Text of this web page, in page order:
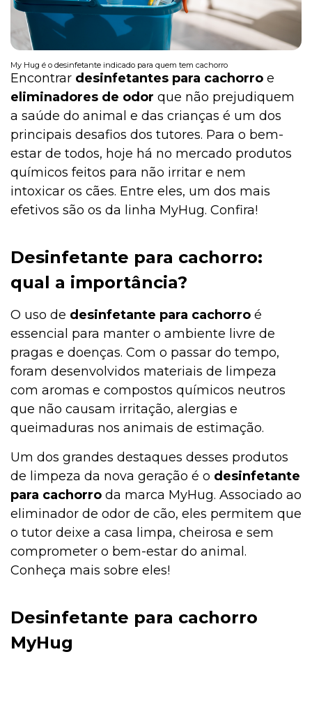
My Hug é o desinfetante indicado para quem tem cachorro
Encontrar desinfetantes para cachorro e
eliminadores de odor que não prejudiquem
a saúde do animal e das crianças é um dos
principais desafios dos tutores. Para o bem-
estar de todos, hoje há no mercado produtos
químicos feitos para não irritar e nem
intoxicar os cães. Entre eles, um dos mais
efetivos são os da linha MyHug. Confira!
Desinfetante para cachorro:
qual a importância?
O uso de desinfetante para cachorro é
essencial para manter o ambiente livre de
pragas e doenças. Com o passar do tempo,
foram desenvolvidos materiais de limpeza
com aromas e compostos químicos neutros
que não causam irritação, alergias e
queimaduras nos animais de estimação.
Um dos grandes destaques desses produtos
de limpeza da nova geração é o desinfetante
para cachorro da marca MyHug. Associado ao
eliminador de odor de cão, eles permitem que
o tutor deixe a casa limpa, cheirosa e sem
comprometer o bem-estar do animal.
Conheça mais sobre eles!
Desinfetante para cachorro
MyHug